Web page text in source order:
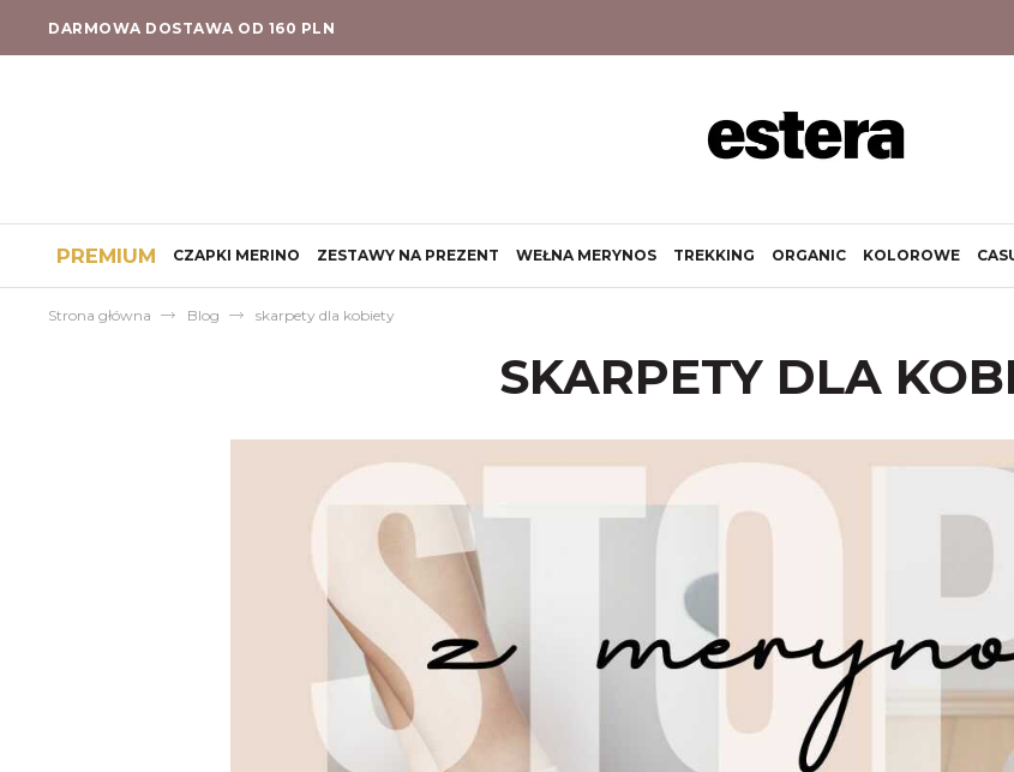
DARMOWA DOSTAWA OD 160 PLN
PREMIUM CZAPKI MERINO ZESTAWY NA PREZENT WEŁNA MERYNOS TREKKING ORGANIC KOLOROWE
Strona główna Blog skarpety dla kobiety
SKARPETY DLA